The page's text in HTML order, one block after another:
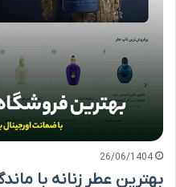
26/06/1404
بهترین عطر زنانه با